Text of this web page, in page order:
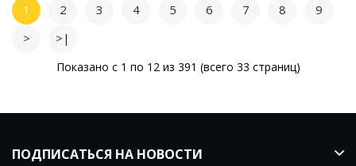
1 2 3 4 5 6 7 8
9
>
>|
Показано с 1 по 12 из 391 (всего 33 страниц)
ПОДПИСАТЬСЯ НА НОВОСТИ